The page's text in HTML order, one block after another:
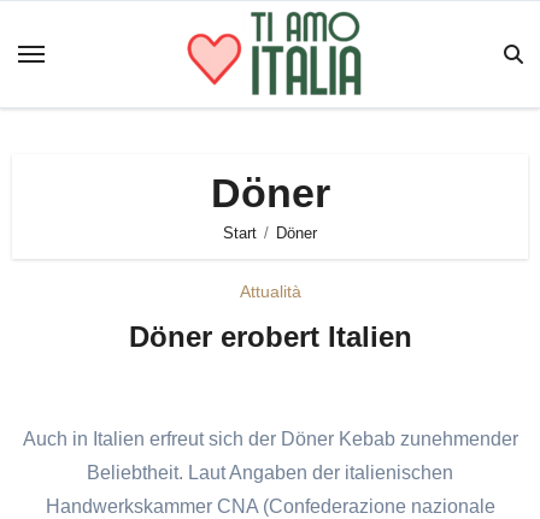
Inhalt
Döner
Start Döner
Attualità
Döner erobert Italien
Auch in Italien erfreut sich der Döner Kebab zunehmender
Beliebtheit. Laut Angaben der italienischen
Handwerkskammer CNA (Confederazione nazionale